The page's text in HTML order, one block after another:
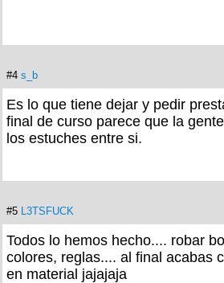
#4 s_b
Es lo que tiene dejar y pedir
final de curso parece que la
los estuches entre si.
#5 L3TSFUCK
Todos lo hemos hecho.... robar
colores, reglas.... al final acabas
en material jajajaja